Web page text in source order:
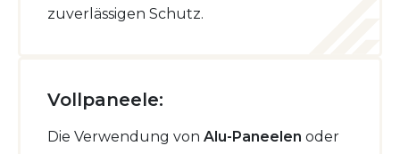
zuverlässigen Schutz.
Vollpaneele:
Die Verwendung von Alu-Paneelen oder